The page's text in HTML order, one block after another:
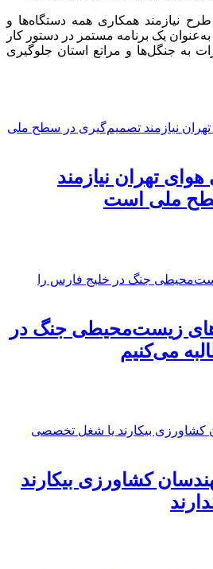
نیازمند همکاری همه دستگاه‌ها و
یک برنامه مستمر در دستور کار
به جنگل‌ها و مراتع استان جلوگیری
تهران نیازمند
ملی است
زیست‌محیطی جنگ در
می‌کنیم
مهندسان کشاورزی بیکارند